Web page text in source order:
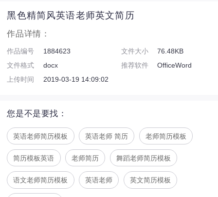
黑色精简风英语老师英文简历
作品详情：
作品编号 1884623 文件大小
76.48KB
文件格式
docx 推荐软件
OfficeWord
上传时间
2019-03-19 14:09:02
您是不是要找：
英语老师简历模板 英语老师 简历 老师简历模板
简历模板英语 老师简历 舞蹈老师简历模板
语文老师简历模板 英语老师 英文简历模板